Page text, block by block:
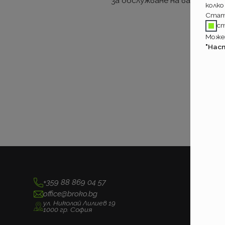
+359 88 869 04 57
office@broko.bg
ул. Николай Лилиев 19
1000 гр. София